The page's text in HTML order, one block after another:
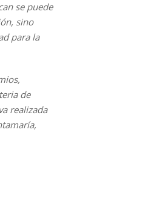
se puede
sino
para la
de
realizada